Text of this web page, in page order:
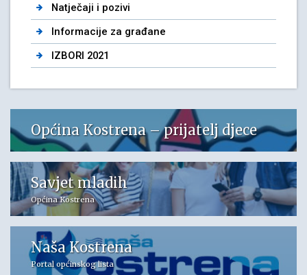
Natječaji i pozivi
Informacije za građane
IZBORI 2021
Općina Kostrena – prijatelj djece
Savjet mladih
Općina Kostrena
Naša Kostrena
Portal općinskog lista